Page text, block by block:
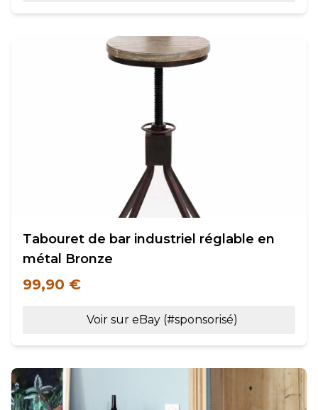
Tabouret de bar industriel réglable en
métal Bronze
99,90 €
Voir sur eBay (#sponsorisé)